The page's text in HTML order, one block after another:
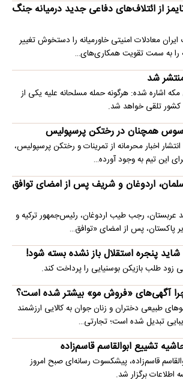
از ائتلاف‌های دفاعی جدید درمیانه جنگ
معادلات امنیتی خاورمیانه را دستخوش تغییر
را به سمت تقویت همکاری‌های…
شد
اشاره شده: هرگونه حمله مسلحانه علیه یکی از
کشور تلقی خواهد شد.
همچنان در رختکن پرسپولیس
اخبار محرمانه از تمرینات و رختکن پرسپولیس،
این تیم به وجود آورده…
اردوغان و شریف پس از امضای توافق
عربستان، رجب طیب اردوغان، رئیس‌جمهور ترکیه و
پاکستان، پس از امضای «توافق…
پنجره استقلال باز نشده بسته شود!
زود طلب بازیکن بوسنیایی را پرداخت کند.
چرا آگهی‌های «فروش مو» بیشتر شده است؟
طبیعی دختران و زنان جوان به کالایی ارزشمند
تبدیل شده است؛ تجارتی…
تشییع ابوالقاسم قاسم‌زاده
قاسم‌زاده، پیشکسوت رسانه‌ای صبح امروز